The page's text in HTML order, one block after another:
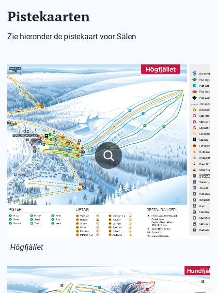
Pistekaarten
Zie hieronder de pistekaart voor Sälen
Högfjället